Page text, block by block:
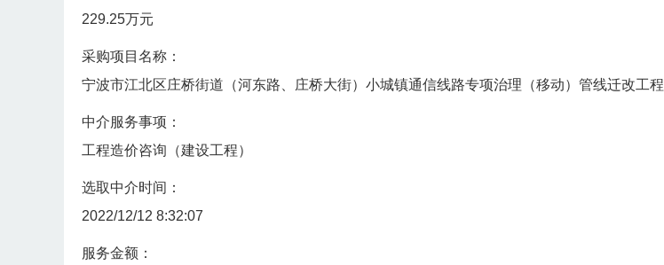
229.25万元
采购项目名称：
宁波市江北区庄桥街道（河东路、庄桥大街）小城镇通信线路专项治理（移动）管线迁改工程
中介服务事项：
工程造价咨询（建设工程）
选取中介时间：
2022/12/12 8:32:07
服务金额：